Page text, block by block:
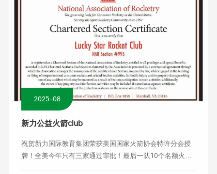
2025-08
新力公益火箭club
祝贺新力国际教育集团荣获美国国家火箭协会特许分会授
牌！全美今年只有三家通过审批！最后一队10个名额火热